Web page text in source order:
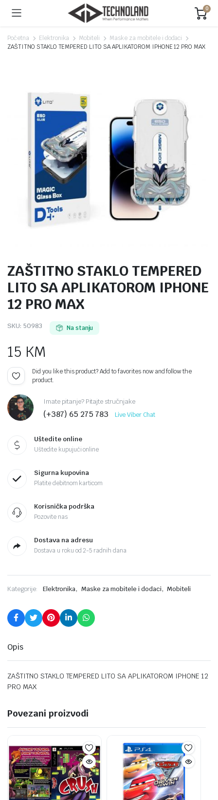
0
Početna Elektronika Mobiteli
Maske za mobitele i dodaci
ZAŠTITNO STAKLO TEMPERED LITO SA APLIKATOROM IPHONE 12 PRO MAX
ZAŠTITNO STAKLO TEMPERED
LITO SA APLIKATOROM IPHONE
12 PRO MAX
SKU: 50983 Na stanju
15 KM
Did you like this product? Add to favorites now and follow the
product.
Imate pitanje? Pitajte stručnjake
(+387) 65 275 783 Live Viber Chat
Uštedite online
Uštedite kupujući online
Sigurna kupovina
Platite debitnom karticom
Korisnička podrška
Pozovite nas
Dostava na adresu
Dostava u roku od 2-5 radnih dana
Kategorije: Elektronika, Maske za mobitele i dodaci, Mobiteli
Opis
ZAŠTITNO STAKLO TEMPERED LITO SA APLIKATOROM IPHONE 12
PRO MAX
Povezani proizvodi